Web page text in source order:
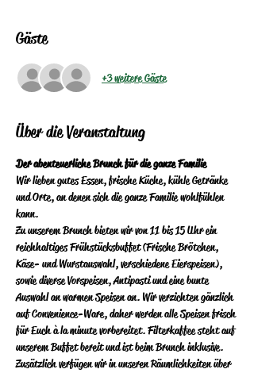
Gäste
+3 weitere Gäste
Über die Veranstaltung
Der abenteuerliche Brunch für die ganze Familie
Wir lieben gutes Essen, frische Küche, kühle Getränke
und Orte, an denen sich die ganze Familie wohlfühlen
kann.
Zu unserem Brunch bieten wir von 11 bis 15 Uhr ein
reichhaltiges Frühstücksbuffet (Frische Brötchen,
Käse- und Wurstauswahl, verschiedene Eierspeisen),
sowie diverse Vorspeisen, Antipasti und eine bunte
Auswahl an warmen Speisen an.  Wir verzichten gänzlich
auf Convenience-Ware, daher werden alle Speisen frisch
für Euch à la minute vorbereitet.  Filterkaffee steht auf
unserem Buffet bereit und ist beim Brunch inklusive.
Zusätzlich verfügen wir in unseren Räumlichkeiten über